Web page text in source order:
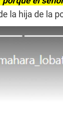
la hija de la